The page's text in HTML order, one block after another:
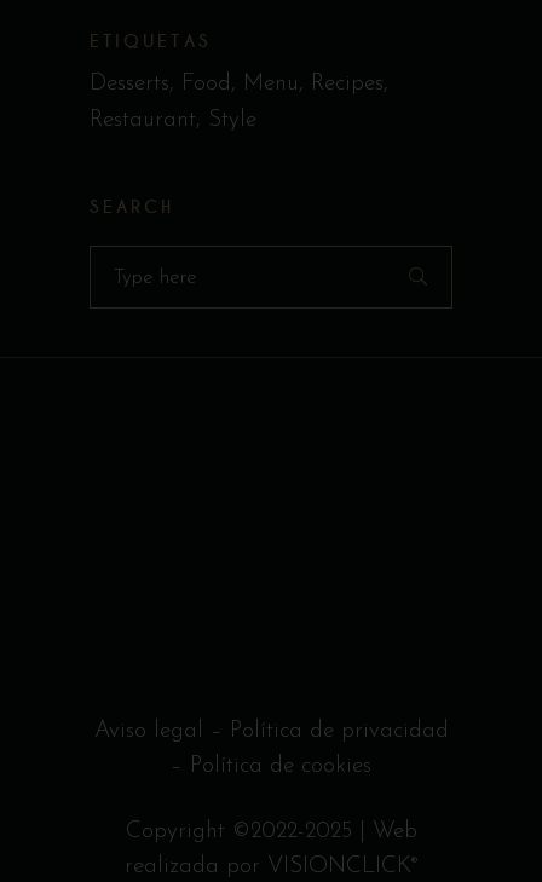
ETIQUETAS
Desserts Food Menu
Recipes
Restaurant
Style
SEARCH
Aviso legal – Política de privacidad
– Política de cookies
Copyright ©2022-2025 | Web
realizada por VISIONCLICK®